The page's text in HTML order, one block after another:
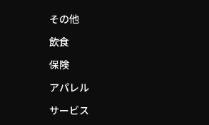
その他
飲食
保険
アパレル
サービス